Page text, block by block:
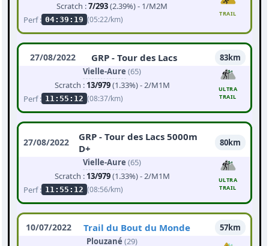
Scratch :7/293(2.39%) - 1/M2M
Perf : 04:39:19 (05:22/km)
TRAIL
27/08/2022 GRP - Tour des Lacs
83km
Vielle-Aure (65)
Scratch : 13/979(1.33%) - 2/M1M
Perf : 11:55:12 (08:37/km)
ULTRA
TRAIL
27/08/2022
GRP - Tour des Lacs 5000m
D+
80km
Vielle-Aure (65)
Scratch : 13/979(1.33%) - 2/M1M
Perf : 11:55:12 (08:56/km)
ULTRA
TRAIL
10/07/2022 Trail du Bout du Monde
57km
Plouzané (29)